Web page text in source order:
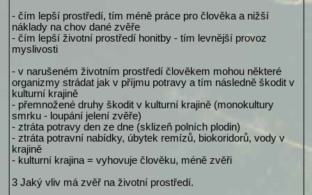
- čím lepší prostředí, tím méně práce pro člověka a nižší
náklady na chov dané zvěře
- čím lepší životní prostředí honitby - tím levnější provoz
myslivosti
- v narušeném životním prostředí člověkem mohou některé
organizmy strádat jak v příjmu potravy a tím následně škodit v
kulturní krajině
- přemnožené druhy škodit v kulturní krajině (monokultury
smrku - loupání jelení zvěře)
- ztráta potravy den ze dne (sklizeň polních plodin)
- ztráta potravní nabídky, úbytek remízů, biokoridorů, vody v
krajině
- kulturní krajina = vyhovuje člověku, méně zvěři
3 Jaký vliv má zvěř na životní prostředí.